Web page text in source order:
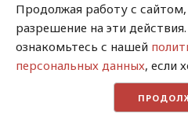
Криминал
Успех
Хватит это терпеть
Продолжая работу с
разрешение на эти
ознакомьтесь с нашей
персональных данных, если